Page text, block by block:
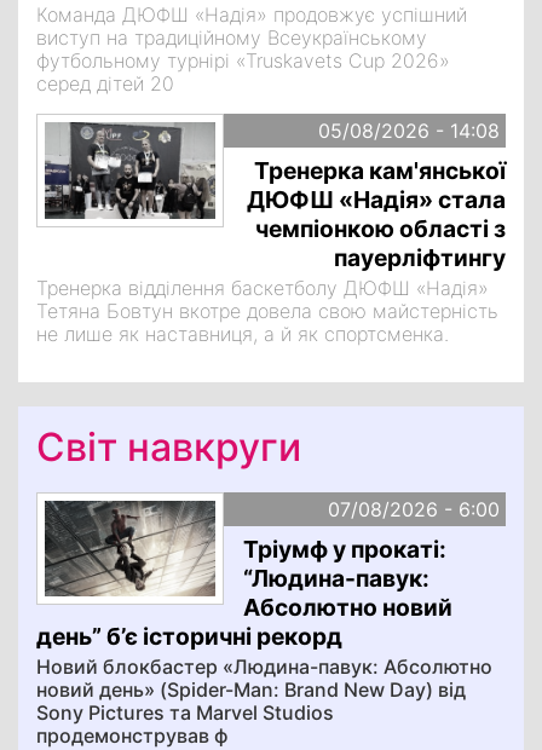
Команда ДЮФШ «Надія» продовжує успішний
виступ на традиційному Всеукраїнському
футбольному турнірі «Truskavets Cup 2026»
серед дітей 20
05/08/2026 - 14:08
Тренерка кам'янської
ДЮФШ «Надія» стала
чемпіонкою області з
пауерліфтингу
Тренерка відділення баскетболу ДЮФШ «Надія»
Тетяна Бовтун вкотре довела свою майстерність
не лише як наставниця, а й як спортсменка.
Світ навкруги
07/08/2026 - 6:00
Тріумф у прокаті:
“Людина-павук:
Абсолютно новий
день” б’є історичні рекорд
Новий блокбастер «Людина-павук: Абсолютно
новий день» (Spider-Man: Brand New Day) від
Sony Pictures та Marvel Studios
продемонстрував ф